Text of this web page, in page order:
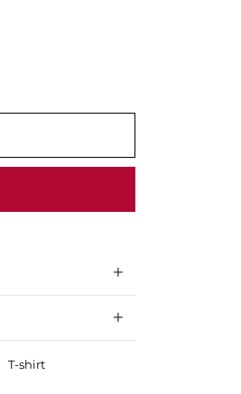
T-shirt